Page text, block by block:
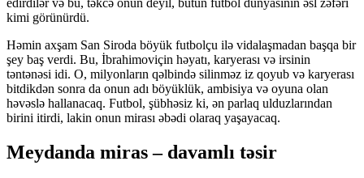
kimi görünürdü.
Həmin axşam San Siroda böyük futbolçu ilə vidalaşmadan başqa bir
şey baş verdi. Bu, İbrahimoviçin həyatı, karyerası və irsinin
təntənəsi idi. O, milyonların qəlbində silinməz iz qoyub və karyerası
bitdikdən sonra da onun adı böyüklük, ambisiya və oyuna olan
həvəslə hallanacaq. Futbol, şübhəsiz ki, ən parlaq ulduzlarından
birini itirdi, lakin onun mirası əbədi olaraq yaşayacaq.
Meydanda miras – davamlı təsir